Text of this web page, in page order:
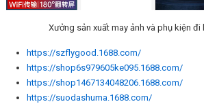
Xưởng sản xuất may ảnh và phụ kiện đi
https://szflygood.1688.com/
https://shop6s979605ke095.1688.com/
https://shop1467134048206.1688.com/
https://suodashuma.1688.com/